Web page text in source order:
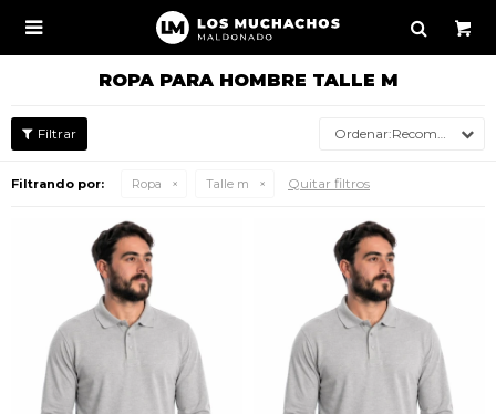

ROPA PARA HOMBRE TALLE M
Recomendados
Filtrando por: Ropa Talle m Quitar filtros